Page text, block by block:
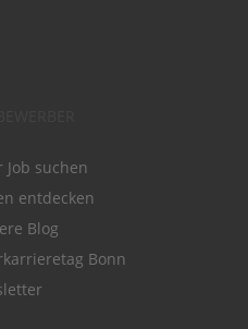
Job suchen
entdecken
Blog
Bonn